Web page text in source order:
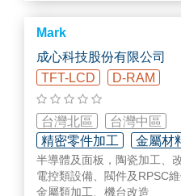
Mark
成心科技股份有限公司
TFT-LCD
D-RAM
台灣北區
台灣中區
精密零件加工
金屬材
半導體及面板，陶瓷加工、
電控類設備、閥件及RPSC維
金屬類加工、機台改造